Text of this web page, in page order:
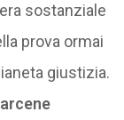
sostanziale
prova ormai
giustizia.